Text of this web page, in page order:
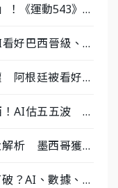
！《運動543》微
好巴西晉級、數
阿根廷被看好下
！AI估五五波 牛
解析 墨西哥獲數
？AI、數據、塔